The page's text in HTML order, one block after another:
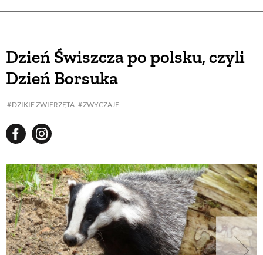
Dzień Świszcza po polsku, czyli
Dzień Borsuka
DZIKIE ZWIERZĘTA ZWYCZAJE